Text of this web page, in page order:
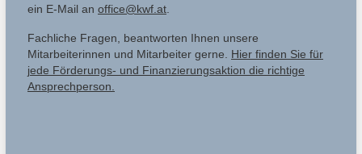
ein E-Mail an office@kwf.at.
Fachliche Fragen, beantworten Ihnen unsere
Mitarbeiterinnen und Mitarbeiter gerne. Hier finden Sie für
jede Förderungs- und Finanzierungsaktion die richtige
Ansprechperson.